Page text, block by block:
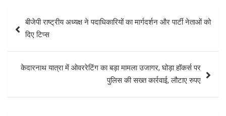
navigation
बीजेपी राष्ट्रीय अध्यक्ष ने पदाधिकारियों का मार्गदर्शन और पार्टी नेताओं को
दिए टिप्स
केदारनाथ यात्रा में ओवररेटिंग का बड़ा मामला उजागर, घोड़ा हॉकर्स पर
पुलिस की सख्त कार्रवाई, लौटाए रुपए